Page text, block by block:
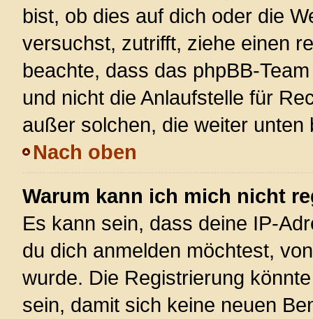
bist, ob dies auf dich oder die
versuchst, zutrifft, ziehe einen
beachte, dass das phpBB-
und nicht die Anlaufstelle für
außer solchen, die weiter unten
Nach oben
Warum kann ich mich nicht
Es kann sein, dass deine IP-
du dich anmelden möchtest,
wurde. Die Registrierung
sein, damit sich keine neuen